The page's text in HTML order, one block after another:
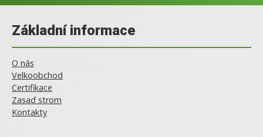
Základní informace
O nás
Velkoobchod
Certifikace
Zasaď strom
Kontakty